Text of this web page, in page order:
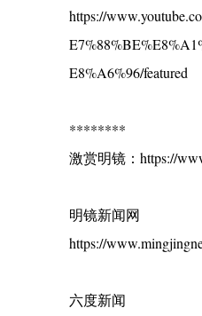
https://
E8%A6%96/featured
********
激赏明镜：https://
明镜新闻网
https://
六度新闻